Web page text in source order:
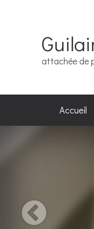
attachée de
Accueil